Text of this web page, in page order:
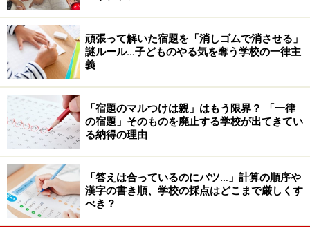
頑張って解いた宿題を「消しゴムで消させる」
謎ルール…子どものやる気を奪う学校の一律主
義
「宿題のマルつけは親」はもう限界？ 「一律
の宿題」そのものを廃止する学校が出てきてい
る納得の理由
「答えは合っているのにバツ…」計算の順序や
漢字の書き順、学校の採点はどこまで厳しくす
べき？